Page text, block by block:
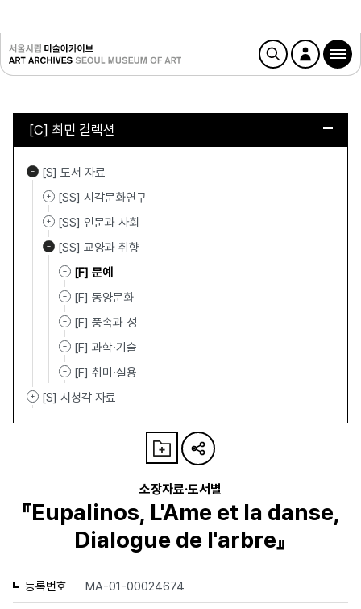
[C] 최민 컬렉션
[S] 도서 자료
[SS] 시각문화연구
[SS] 인문과 사회
[SS] 교양과 취향
[F] 문예
[F] 동양문화
[F] 풍속과 성
[F] 과학·기술
[F] 취미·실용
[S] 시청각 자료
소장자료·도서별
『Eupalinos, L'Ame et la danse,
Dialogue de l'arbre』
등록번호 MA-01-00024674